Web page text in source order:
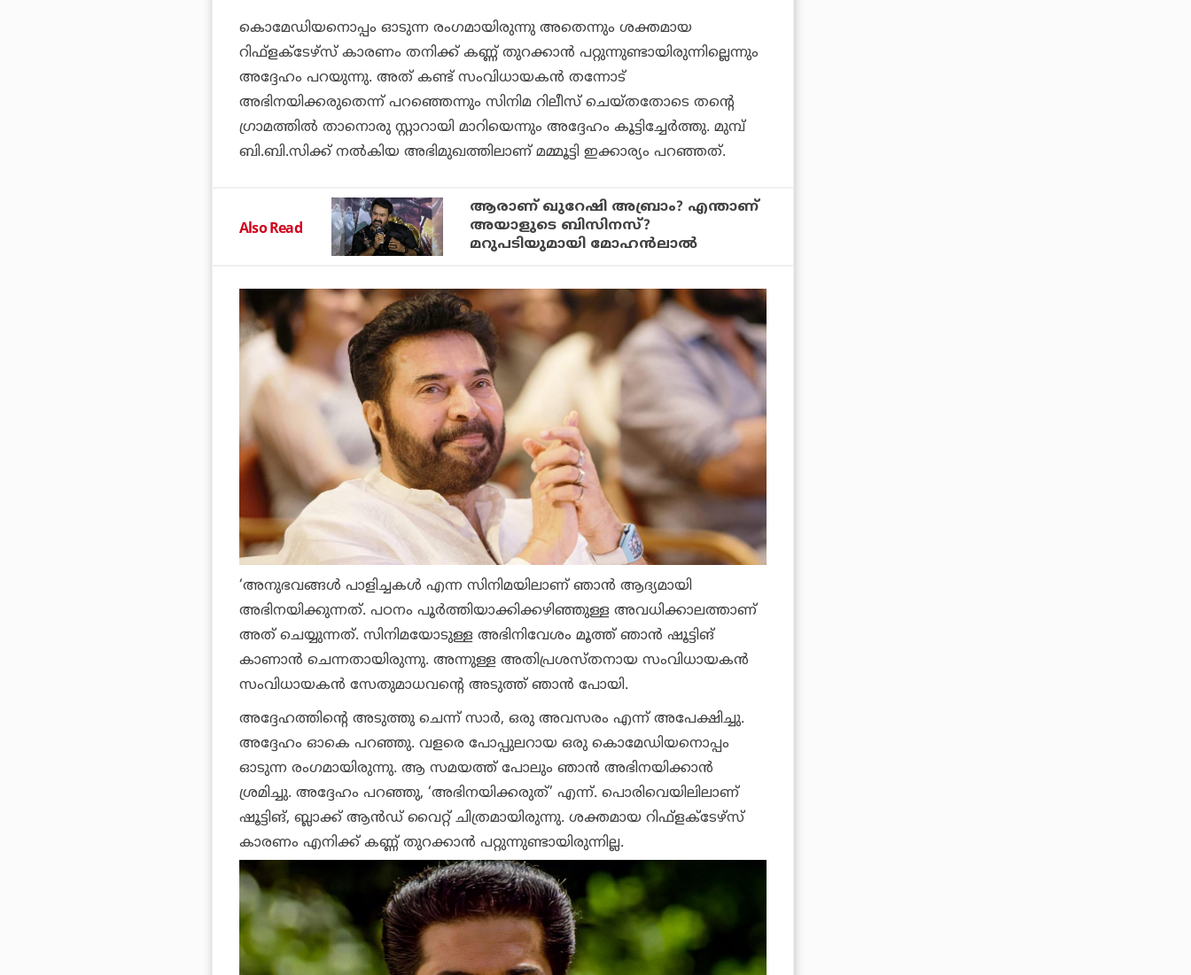
കൊമേഡിയനൊപ്പം ഓടുന്ന രംഗമായിരുന്നു അതെന്നും ശക്തമായ
റിഫ്‌ളക്ടേഴ്സ് കാരണം തനിക്ക് കണ്ണ് തുറക്കാന്‍ പറ്റുന്നുണ്ടായിരുന്നില്ലെന്നും
അദ്ദേഹം പറയുന്നു. അത് കണ്ട് സംവിധായകന്‍ തന്നോട്
അഭിനയിക്കരുതെന്ന് പറഞ്ഞെന്നും സിനിമ റിലീസ് ചെയ്തതോടെ തന്റെ
ഗ്രാമത്തില്‍ താനൊരു സ്റ്റാറായി മാറിയെന്നും അദ്ദേഹം കൂട്ടിച്ചേര്‍ത്തു. മുമ്പ്
ബി.ബി.സിക്ക് നല്‍കിയ അഭിമുഖത്തിലാണ് മമ്മൂട്ടി ഇക്കാര്യം പറഞ്ഞത്.
Also Read
ആരാണ് ഖുറേഷി അബ്രാം? എന്താണ്
അയാളുടെ ബിസിനസ്?
മറുപടിയുമായി മോഹൻലാൽ
‘അനുഭവങ്ങള്‍ പാളിച്ചകള്‍ എന്ന സിനിമയിലാണ് ഞാന്‍ ആദ്യമായി
അഭിനയിക്കുന്നത്. പഠനം പൂര്‍ത്തിയാക്കിക്കഴിഞ്ഞുള്ള അവധിക്കാലത്താണ്
അത് ചെയ്യുന്നത്. സിനിമയോടുള്ള അഭിനിവേശം മൂത്ത് ഞാന്‍ ഷൂട്ടിങ്
കാണാന്‍ ചെന്നതായിരുന്നു. അന്നുള്ള അതിപ്രശസ്തനായ സംവിധായകന്‍
സംവിധായകന്‍ സേതുമാധവന്റെ അടുത്ത് ഞാന്‍ പോയി.
അദ്ദേഹത്തിന്റെ അടുത്തു ചെന്ന് സാര്‍, ഒരു അവസരം എന്ന് അപേക്ഷിച്ചു.
അദ്ദേഹം ഓകെ പറഞ്ഞു. വളരെ പോപ്പുലറായ ഒരു കൊമേഡിയനൊപ്പം
ഓടുന്ന രംഗമായിരുന്നു. ആ സമയത്ത് പോലും ഞാന്‍ അഭിനയിക്കാന്‍
ശ്രമിച്ചു. അദ്ദേഹം പറഞ്ഞു, ‘അഭിനയിക്കരുത്’ എന്ന്. പൊരിവെയിലിലാണ്
ഷൂട്ടിങ്, ബ്ലാക്ക് ആന്‍ഡ് വൈറ്റ് ചിത്രമായിരുന്നു. ശക്തമായ റിഫ്‌ളക്ടേഴ്സ്
കാരണം എനിക്ക് കണ്ണ് തുറക്കാന്‍ പറ്റുന്നുണ്ടായിരുന്നില്ല.